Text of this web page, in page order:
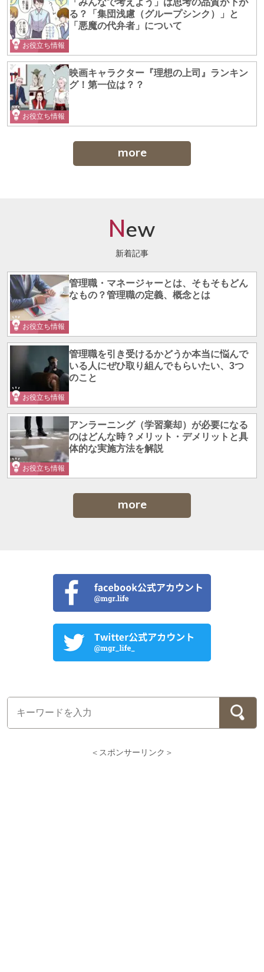
お役立ち情報
る？「集団浅慮（グループシンク）」と
「悪魔の代弁者」について
お役立ち情報
映画キャラクター『理想の上司』ランキン
グ！第一位は？？
more
New
新着記事
お役立ち情報
管理職・マネージャーとは、そもそもどん
なもの？管理職の定義、概念とは
お役立ち情報
管理職を引き受けるかどうか本当に悩んで
いる人にぜひ取り組んでもらいたい、3つ
のこと
お役立ち情報
アンラーニング（学習棄却）が必要になる
のはどんな時？メリット・デメリットと具
体的な実施方法を解説
more
＜スポンサーリンク＞